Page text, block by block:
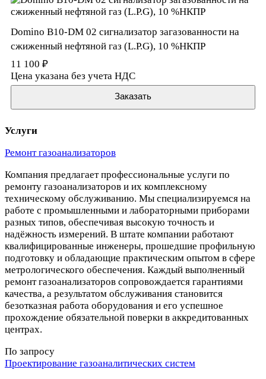
Domino B10-DM 02 сигнализатор загазованности на
сжиженный нефтяной газ (L.P.G), 10 %НКПР
11 100 ₽
Цена указана без учета НДС
Заказать
Услуги
Ремонт газоанализаторов
Компания предлагает профессиональные услуги по
ремонту газоанализаторов и их комплексному
техническому обслуживанию. Мы специализируемся на
работе с промышленными и лабораторными приборами
разных типов, обеспечивая высокую точность и
надёжность измерений. В штате компании работают
квалифицированные инженеры, прошедшие профильную
подготовку и обладающие практическим опытом в сфере
метрологического обеспечения. Каждый выполненный
ремонт газоанализаторов сопровождается гарантиями
качества, а результатом обслуживания становится
безотказная работа оборудования и его успешное
прохождение обязательной поверки в аккредитованных
центрах.
По запросу
Проектирование газоаналитических систем